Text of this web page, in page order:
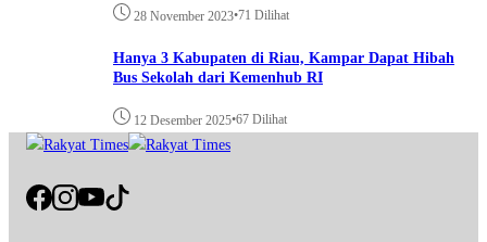
28 November 2023•71 Dilihat
Hanya 3 Kabupaten di Riau, Kampar Dapat Hibah
Bus Sekolah dari Kemenhub RI
12 Desember 2025•67 Dilihat